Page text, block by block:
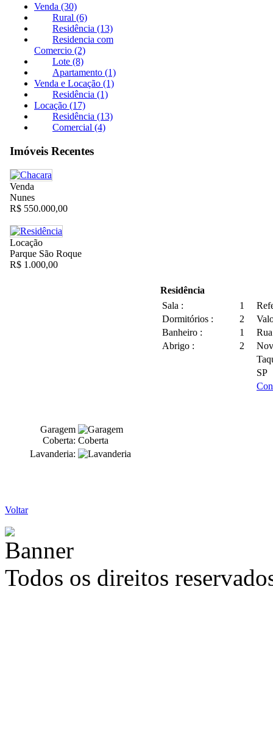
Venda (30)
Rural (6)
Residência (13)
Residencia com
Comercio (2)
Lote (8)
Apartamento (1)
Venda e Locação (1)
Residência (1)
Locação (17)
Residência (13)
Comercial (4)
Imóveis Recentes
Venda
Nunes
R$ 550.000,00
Locação
Parque São Roque
R$ 1.000,00
Residência
Sala :
1
Dormitórios :
2
Banheiro :
1
Abrigo :
2
SP
Garagem
Coberta:
Lavanderia:
Voltar
Todos os direitos